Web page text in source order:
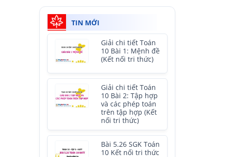
TIN MỚI
Giải chi tiết Toán
10 Bài 1: Mệnh đề
(Kết nối tri thức)
Giải chi tiết Toán
10 Bài 2: Tập hợp
và các phép toán
trên tập hợp (Kết
nối tri thức)
Bài 5.26 SGK Toán
10 Kết nối tri thức